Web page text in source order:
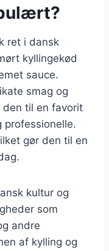
ret i dansk
kyllingekød
sauce.
smag og
den til en favorit
professionelle.
gør den til en
kultur og
som
andre
af kylling og